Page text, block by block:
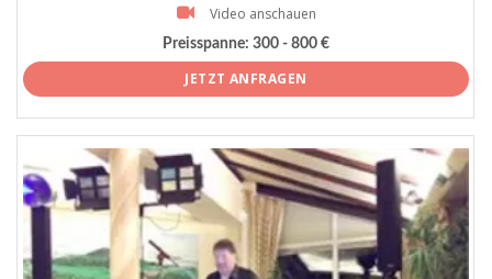
Video anschauen
Preisspanne: 300 - 800 €
JETZT ANFRAGEN